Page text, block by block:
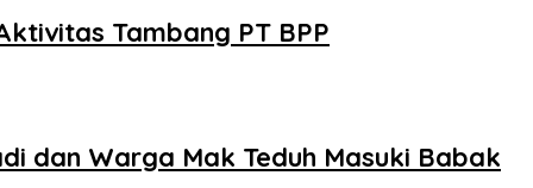
Tambang PT BPP
dan Warga Mak Teduh Masuki Babak